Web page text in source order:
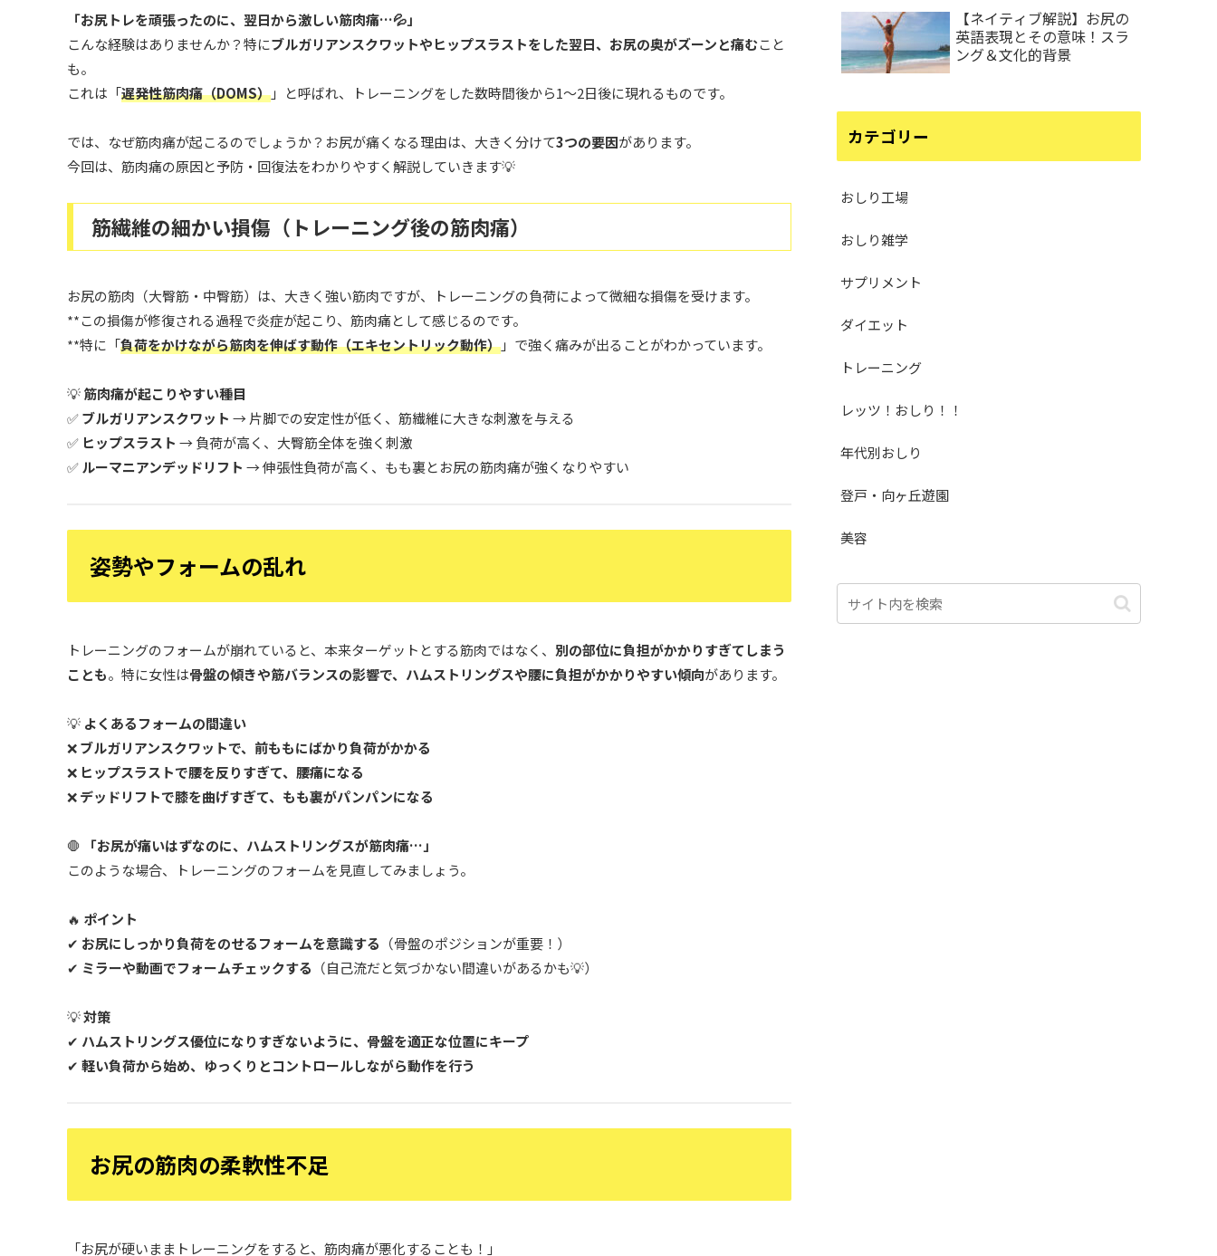
「お尻トレを頑張ったのに、翌日から激しい筋肉痛…💦」
こんな経験はありませんか？特にブルガリアンスクワットやヒップスラストをした翌日、お尻の奥がズーンと痛むこと
も。
これは「遅発性筋肉痛（DOMS）」と呼ばれ、トレーニングをした数時間後から1〜2日後に現れるものです。
では、なぜ筋肉痛が起こるのでしょうか？お尻が痛くなる理由は、大きく分けて3つの要因があります。
今回は、筋肉痛の原因と予防・回復法をわかりやすく解説していきます💡
筋繊維の細かい損傷（トレーニング後の筋肉痛）
お尻の筋肉（大臀筋・中臀筋）は、大きく強い筋肉ですが、トレーニングの負荷によって微細な損傷を受けます。
**この損傷が修復される過程で炎症が起こり、筋肉痛として感じるのです。
**特に「負荷をかけながら筋肉を伸ばす動作（エキセントリック動作）」で強く痛みが出ることがわかっています。
💡筋肉痛が起こりやすい種目
✅ブルガリアンスクワット → 片脚での安定性が低く、筋繊維に大きな刺激を与える
✅ ヒップスラスト → 負荷が高く、大臀筋全体を強く刺激
✅ ルーマニアンデッドリフト → 伸張性負荷が高く、もも裏とお尻の筋肉痛が強くなりやすい
姿勢やフォームの乱れ
トレーニングのフォームが崩れていると、本来ターゲットとする筋肉ではなく、 別の部位に負担がかかりすぎてしまう
ことも。特に女性は骨盤の傾きや筋バランスの影響で、ハムストリングスや腰に負担がかかりやすい傾向があります。
💡 よくあるフォームの間違い
❌ブルガリアンスクワットで、前ももにばかり負荷がかかる
❌ ヒップスラストで腰を反りすぎて、腰痛になる
❌デッドリフトで膝を曲げすぎて、もも裏がパンパンになる
🛑
「お尻が痛いはずなのに、ハムストリングスが筋肉痛…」
このような場合、トレーニングのフォームを見直してみましょう。
🔥 ポイント
✔ お尻にしっかり負荷をのせるフォームを意識する （骨盤のポジションが重要！）
✔ ミラーや動画でフォームチェックする （自己流だと気づかない間違いがあるかも💡）
💡対策
✔ ハムストリングス優位になりすぎないように、骨盤を適正な位置にキープ
✔ 軽い負荷から始め、ゆっくりとコントロールしながら動作を行う
お尻の筋肉の柔軟性不足
「お尻が硬いままトレーニングをすると、筋肉痛が悪化することも！」
【ネイティブ解説】お尻の
英語表現とその意味！スラ
ング＆文化的背景
カテゴリー
おしり工場
おしり雑学
サプリメント
ダイエット
トレーニング
レッツ！おしり！！
年代別おしり
登戸・向ヶ丘遊園
美容